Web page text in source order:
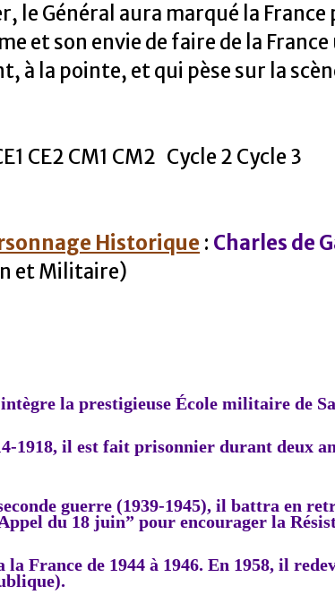
le Général aura marqué la France
et son envie de faire de la France
à la pointe, et qui pèse sur la
CE2 CM1 CM2 Cycle 2 Cycle 3
Historique : Charles de
et Militaire)
la prestigieuse École militaire de
1918, il est fait prisonnier durant deux
guerre (1939-1945), il battra en
du 18 juin” pour encourager la
la France de 1944 à 1946. En 1958, il